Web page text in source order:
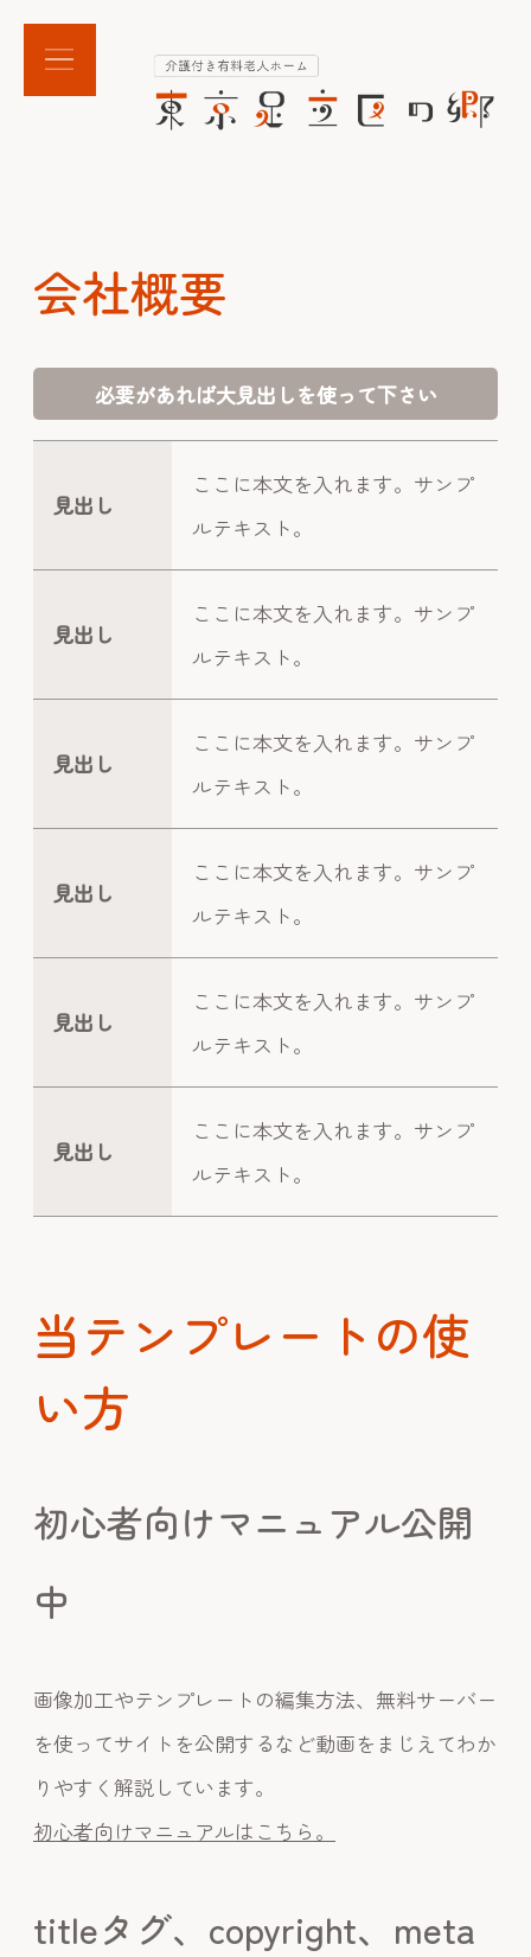
会社概要
必要があれば大見出しを使って下さい
見出し
ここに本文を入れます。サンプ
ルテキスト。
見出し
ここに本文を入れます。サンプ
ルテキスト。
見出し
ここに本文を入れます。サンプ
ルテキスト。
見出し
ここに本文を入れます。サンプ
ルテキスト。
見出し
ここに本文を入れます。サンプ
ルテキスト。
見出し
ここに本文を入れます。サンプ
ルテキスト。
当テンプレートの使
い方
初心者向けマニュアル公開
中
画像加工やテンプレートの編集方法、無料サーバー
を使ってサイトを公開するなど動画をまじえてわか
りやすく解説しています。
初心者向けマニュアルはこちら。
titleタグ、copyright、meta